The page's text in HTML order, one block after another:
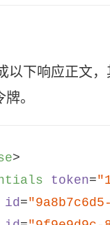
以下响应正文
。
>
token=
id =